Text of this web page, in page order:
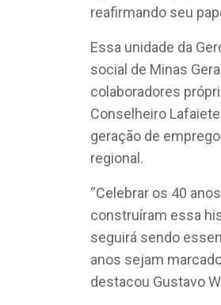
reafirmando seu
Essa unidade da
social de Minas
colaboradores
Conselheiro
geração de
regional.
“Celebrar os 40
construíram essa
seguirá sendo
anos sejam
destacou Gustavo